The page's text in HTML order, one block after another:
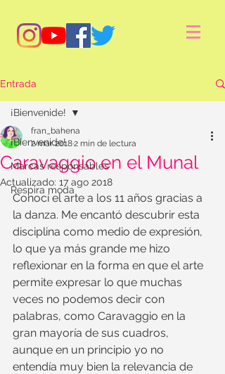
Entrada
¡Bienvenide!
Marcas responsables
Respira moda
¡Bienvenide!
Caravaggio en el Munal
fran_bahena
2 mar 20182 min de lectura
Actualizado: 17 ago 2018
Conocí el arte a los 11 años gracias a
la danza. Me encantó descubrir esta
disciplina como medio de expresión,
lo que ya más grande me hizo
reflexionar en la forma en que el arte
permite expresar lo que muchas
veces no podemos decir con
palabras, como Caravaggio en la
gran mayoría de sus cuadros,
aunque en un principio yo no
entendía muy bien la relevancia de